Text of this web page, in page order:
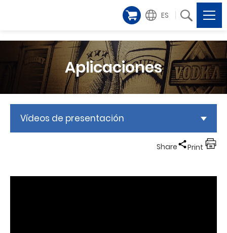
ES
Aplicaciones
Vídeos de presentación
Share Print